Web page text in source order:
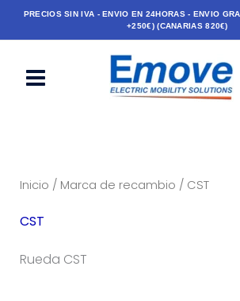
al
PRECIOS SIN IVA - ENVIO EN 24HORAS - ENVIO
+250€) (CANARIAS 820€)
Inicio / Marca de recambio / CST
CST
Rueda CST